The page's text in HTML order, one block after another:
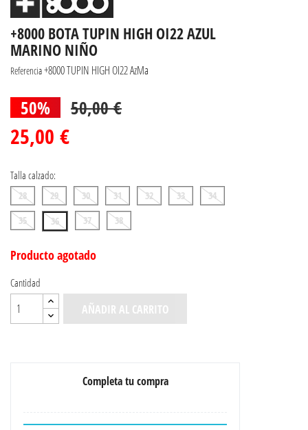
+8000 BOTA TUPIN HIGH OI22 AZUL
MARINO NIÑO
Referencia+8000 TUPIN HIGH OI22 AzMa
50% 50,00 €
25,00 €
Talla calzado:
28 29 30 31 32 33
34
35
36 37 38
Producto agotado
Cantidad
AÑADIR AL CARRITO
Completa tu compra